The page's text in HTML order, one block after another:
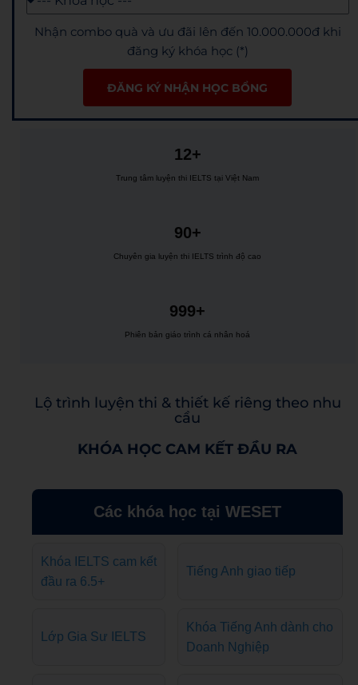
Nhận combo quà và ưu đãi lên đến 10.000.000đ khi
đăng ký khóa học (*)
ĐĂNG KÝ NHẬN HỌC BỔNG
12+
Trung tâm luyện thi IELTS tại Việt Nam
90+
Chuyên gia luyện thi IELTS trình độ cao
999+
Phiên bản giáo trình cá nhân hoá
Lộ trình luyện thi & thiết kế riêng theo nhu
cầu
KHÓA HỌC CAM KẾT ĐẦU RA
Các khóa học tại WESET
Khóa IELTS cam kết
đầu ra 6.5+
Tiếng Anh giao tiếp
Lớp Gia Sư IELTS
Khóa Tiếng Anh dành cho
Doanh Nghiệp